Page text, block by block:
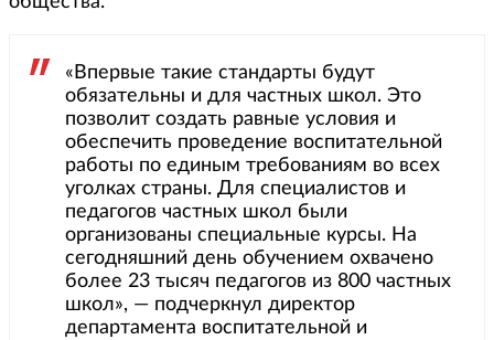
«Впервые такие стандарты будут
обязательны и для частных школ. Это
позволит создать равные условия и
обеспечить проведение воспитательной
работы по единым требованиям во всех
уголках страны. Для специалистов и
педагогов частных школ были
организованы специальные курсы. На
сегодняшний день обучением охвачено
более 23 тысяч педагогов из 800 частных
школ», — подчеркнул директор
департамента воспитательной и